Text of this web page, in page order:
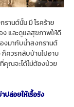
รานต์นั้น มี โรคร้าย
ง และดูแลสุขภาพให้ดี
งมากับน้ำสงกรานต์
ก็ควรกลับบ้านไปอาบ
คุณจะได้ไม่ต้องป่วย
ปล่อยให้เรื้อรัง